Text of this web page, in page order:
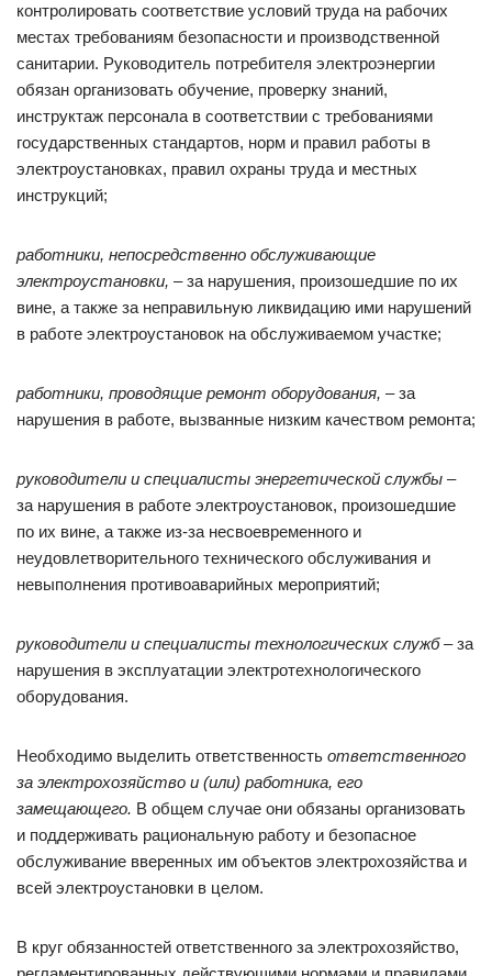
контролировать соответствие условий труда на рабочих
местах требованиям безопасности и производственной
санитарии. Руководитель потребителя электроэнергии
обязан организовать обучение, проверку знаний,
инструктаж персонала в соответствии с требованиями
государственных стандартов, норм и правил работы в
электроустановках, правил охраны труда и местных
инструкций;
работники, непосредственно обслуживающие
электроустановки, – за нарушения, произошедшие по их
вине, а также за неправильную ликвидацию ими нарушений
в работе электроустановок на обслуживаемом участке;
работники, проводящие ремонт оборудования, – за
нарушения в работе, вызванные низким качеством ремонта;
руководители и специалисты энергетической службы –
за нарушения в работе электроустановок, произошедшие
по их вине, а также из-за несвоевременного и
неудовлетворительного технического обслуживания и
невыполнения противоаварийных мероприятий;
руководители и специалисты технологических служб– за
нарушения в эксплуатации электротехнологического
оборудования.
Необходимо выделить ответственность ответственного
за электрохозяйство и (или) работника, его
замещающего. В общем случае они обязаны организовать
и поддерживать рациональную работу и безопасное
обслуживание вверенных им объектов электрохозяйства и
всей электроустановки в целом.
В круг обязанностей ответственного за электрохозяйство,